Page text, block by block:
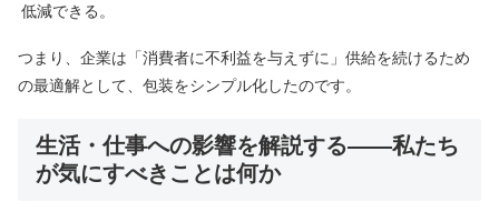
低減できる。
つまり、企業は「消費者に不利益を与えずに」供給を続けるため
の最適解として、包装をシンプル化したのです。
生活・仕事への影響を解説する――私たち
が気にすべきことは何か